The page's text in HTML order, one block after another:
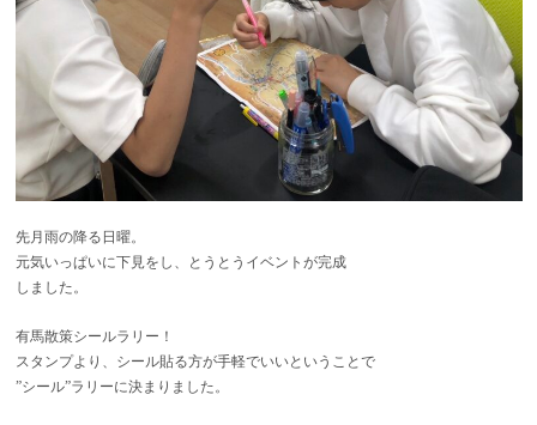
先月雨の降る日曜。
元気いっぱいに下見をし、とうとうイベントが完成
しました。
有馬散策シールラリー！
スタンプより、シール貼る方が手軽でいいということで
”シール”ラリーに決まりました。